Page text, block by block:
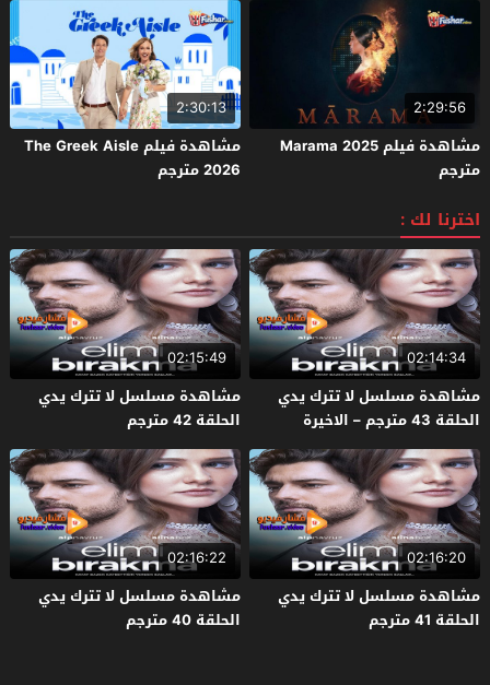
2:29:56
مشاهدة فيلم Marama 2025
مترجم
2:30:13
مشاهدة فيلم The Greek Aisle
2026 مترجم
اخترنا لك :
02:14:34
مشاهدة مسلسل لا تترك يدي
الحلقة 43 مترجم – الاخيرة
02:15:49
مشاهدة مسلسل لا تترك يدي
الحلقة 42 مترجم
02:16:20
مشاهدة مسلسل لا تترك يدي
الحلقة 41 مترجم
02:16:22
مشاهدة مسلسل لا تترك يدي
الحلقة 40 مترجم